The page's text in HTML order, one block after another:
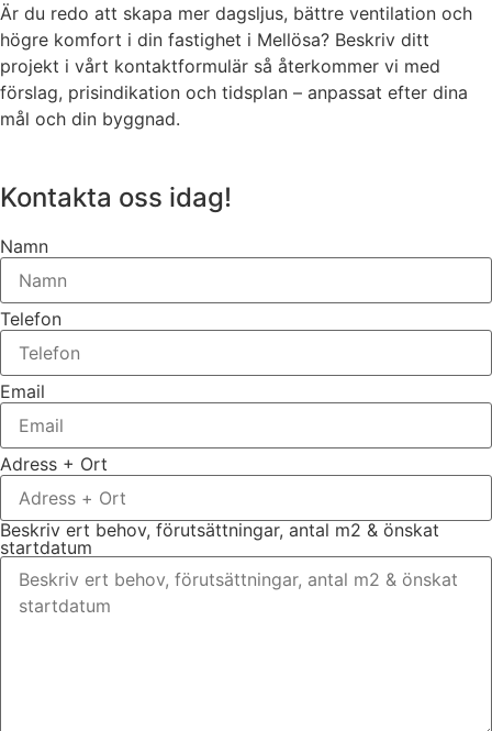
Är du redo att skapa mer dagsljus, bättre ventilation och
högre komfort i din fastighet i Mellösa? Beskriv ditt
projekt i vårt kontaktformulär så återkommer vi med
förslag, prisindikation och tidsplan – anpassat efter dina
mål och din byggnad.
Kontakta oss idag!
Namn
Telefon
Email
Adress + Ort
Beskriv ert behov, förutsättningar, antal m2 & önskat
startdatum